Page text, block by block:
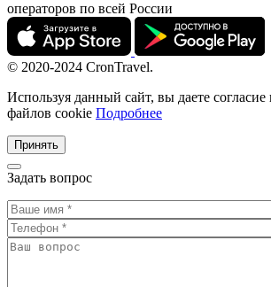
операторов по всей России
© 2020-2024 CronTravel.
Используя данный сайт, вы даете согласие
файлов cookie Подробнее
Принять
Задать вопрос